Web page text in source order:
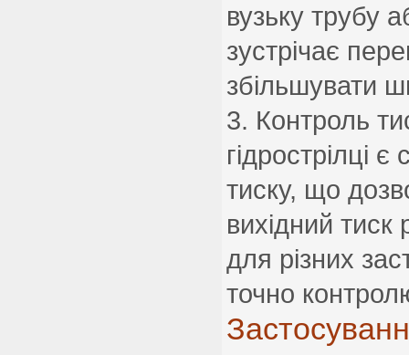
вузьку трубу
зустрічає
збільшувати
Контроль
гідрострілці
тиску, що
вихідний
для різних
точно